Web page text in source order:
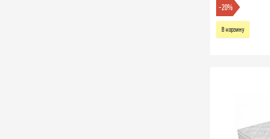
-20%
В корзину